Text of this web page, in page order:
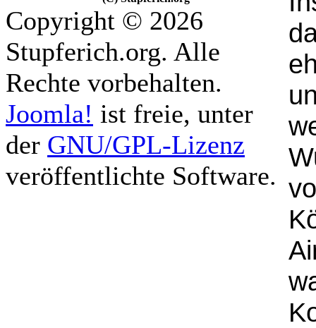
Copyright © 2026
Stupferich.org. Alle
Rechte vorbehalten.
Joomla! ist freie, unter
der GNU/GPL-Lizenz
veröffentlichte Software.